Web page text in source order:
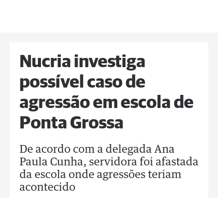
Nucria investiga
possível caso de
agressão em escola de
Ponta Grossa
De acordo com a delegada Ana
Paula Cunha, servidora foi afastada
da escola onde agressões teriam
acontecido